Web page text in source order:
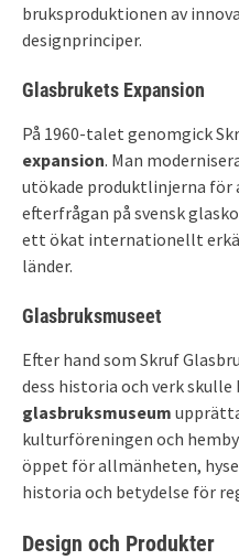
bruksproduktionen av
designprinciper.
Glasbrukets Expansion
På 1960-talet genomgick
expansion. Man
utökade produktlinjerna för
efterfrågan på svensk
ett ökat internationellt
länder.
Glasbruksmuseet
Efter hand som Skruf
dess historia och verk skulle
glasbruksmuseum
kulturföreningen och
öppet för allmänheten,
historia och betydelse för
Design och Produkter